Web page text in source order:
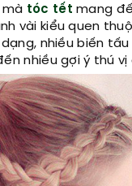
mà tóc tết mang
vài kiểu quen
nhiều biến
nhiều gợi ý thú